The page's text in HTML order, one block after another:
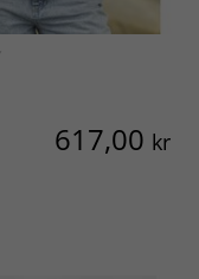
617,00 kr